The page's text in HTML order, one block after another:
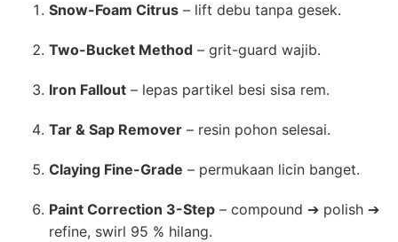
Snow-Foam Citrus – lift debu tanpa gesek.
Two-Bucket Method – grit-guard wajib.
Iron Fallout – lepas partikel besi sisa rem.
Tar & Sap Remover – resin pohon selesai.
Claying Fine-Grade – permukaan licin banget.
Paint Correction 3-Step – compound ➔ polish ➔
refine, swirl 95 % hilang.